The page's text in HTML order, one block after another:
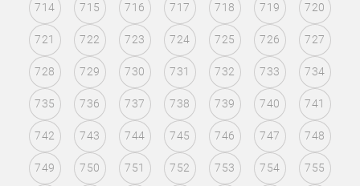
714 715 716 717 718 719 720
721 722 723 724 725 726 727
728 729 730 731 732 733 734
735 736 737 738 739 740 741
742 743 744 745 746 747 748
749 750 751 752 753 754 755